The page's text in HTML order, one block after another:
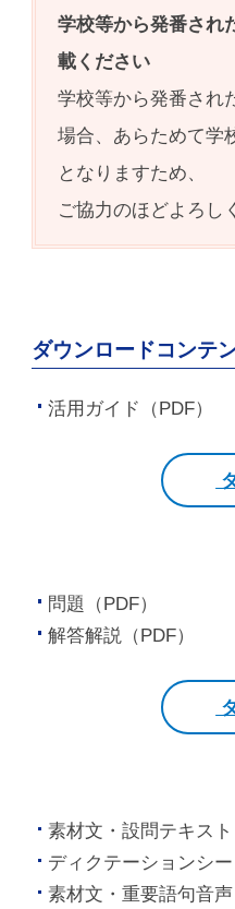
学校等から発番され
載ください
学校等から発番され
場合、あらためて学
となりますため、
ご協力のほどよろし
ダウンロードコンテ
活用ガイド（PDF）
問題（PDF）
解答解説（PDF）
素材文・設問テキスト
ディクテーションシー
素材文・重要語句音声